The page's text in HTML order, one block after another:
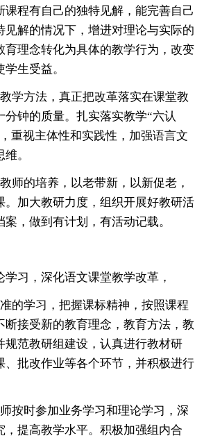
课程有自己的独特见解，能完善自己
见解的情况下，增进对理论与实际的
育理念转化为具体的教学行为，改变
生受益。
学方法，真正把改革落实在课堂教
分钟的质量。扎实落实教学“六认
重视主体性和实践性，加强语言文
。
师的培养，以老带新，以新促老，
。加大教研力度，组织开展好教研活
，做到有计划，有活动记载。
学习，深化语文课堂教学改革，
的学习，把握课标精神，按照课程
断接受新的教育理念，教育方法，教
规范教研组建设，认真进行教材研
、批改作业等各个环节，并积极进行
按时参加业务学习和理论学习，深
，提高教学水平。积极加强组内合